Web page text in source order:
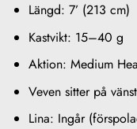
Längd: 7’ (213 cm)
Kastvikt: 15–40 g
Aktion: Medium
Veven sitter på
Lina: Ingår